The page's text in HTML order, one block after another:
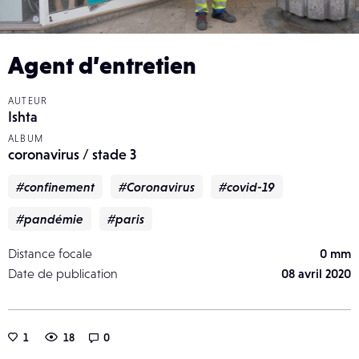
Agent d’entretien
AUTEUR
Ishta
ALBUM
coronavirus / stade 3
#confinement #Coronavirus #covid-19
#pandémie #paris
Distance focale
0 mm
Date de publication
08 avril 2020
1 18 0